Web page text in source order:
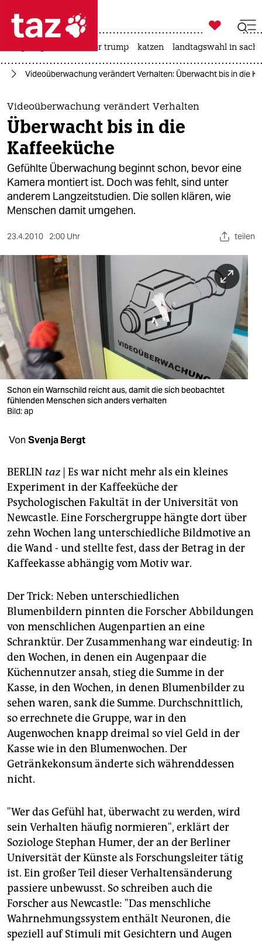
 taz zahl ich
taz zahl ich
themen
politik
öko
gesellschaft
kultur
sport
berlin
nord
wahrheit
verlag
verlag
veranstaltungen
shop
fragen & hilfe
abo
genossenschaft
epaper login

taz zahl ich
usa unter trump katzen landtagswahl in
Videoüberwachung verändert Verhalten: Überwacht bis in die
Videoüberwachung verändert Verhalten
Überwacht bis in die
Kaffeeküche
Gefühlte Überwachung beginnt schon, bevor eine
Kamera montiert ist. Doch was fehlt, sind unter
anderem Langzeitstudien. Die sollen klären, wie
Menschen damit umgehen.
23.4.2010 2:00 Uhr teilen
Schon ein Warnschild reicht aus, damit die sich beobachtet
fühlenden Menschen sich anders verhalten
Bild: ap
Von Svenja Bergt
BERLIN taz| Es war nicht mehr als ein kleines
Experiment in der Kaffeeküche der
Psychologischen Fakultät in der Universität von
Newcastle. Eine Forschergruppe hängte dort über
zehn Wochen lang unterschiedliche Bildmotive an
die Wand - und stellte fest, dass der Betrag in der
Kaffeekasse abhängig vom Motiv war.
Der Trick: Neben unterschiedlichen
Blumenbildern pinnten die Forscher Abbildungen
von menschlichen Augenpartien an eine
Schranktür. Der Zusammenhang war eindeutig: In
den Wochen, in denen ein Augenpaar die
Küchennutzer ansah, stieg die Summe in der
Kasse, in den Wochen, in denen Blumenbilder zu
sehen waren, sank die Summe. Durchschnittlich,
so errechnete die Gruppe, war in den
Augenwochen knapp dreimal so viel Geld in der
Kasse wie in den Blumenwochen. Der
Getränkekonsum änderte sich währenddessen
nicht.
"Wer das Gefühl hat, überwacht zu werden, wird
sein Verhalten häufig normieren", erklärt der
Soziologe Stephan Humer, der an der Berliner
Universität der Künste als Forschungsleiter tätig
ist. Ein großer Teil dieser Verhaltensänderung
passiere unbewusst. So schreiben auch die
Forscher aus Newcastle: "Das menschliche
Wahrnehmungssystem enthält Neuronen, die
speziell auf Stimuli mit Gesichtern und Augen